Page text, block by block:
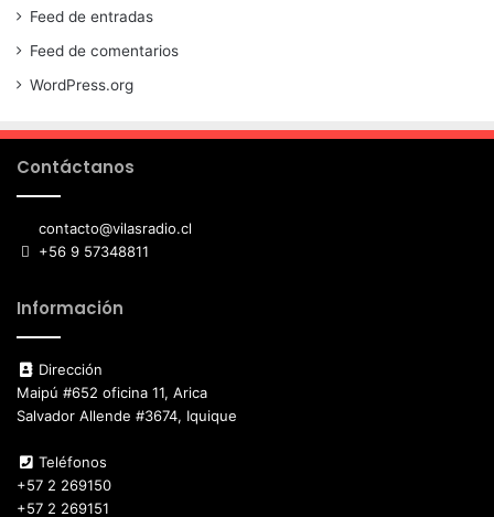
Feed de entradas
Feed de comentarios
WordPress.org
Contáctanos
contacto@vilasradio.cl
+56 9 57348811
Información
Dirección
Maipú #652 oficina 11, Arica
Salvador Allende #3674, Iquique
Teléfonos
+57 2 269150
+57 2 269151